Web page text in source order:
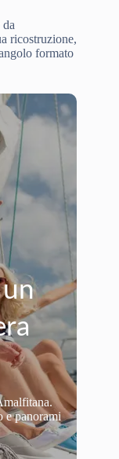
ricostruzione,
formato
e panorami